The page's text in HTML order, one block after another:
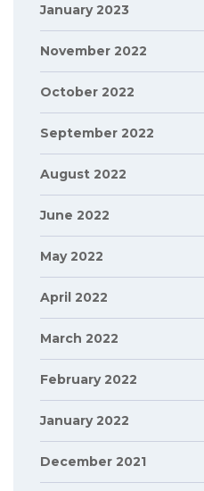
January 2023
November 2022
October 2022
September 2022
August 2022
June 2022
May 2022
April 2022
March 2022
February 2022
January 2022
December 2021